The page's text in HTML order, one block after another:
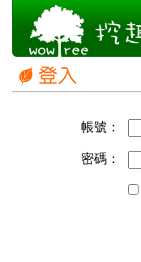
帳號：
密碼：